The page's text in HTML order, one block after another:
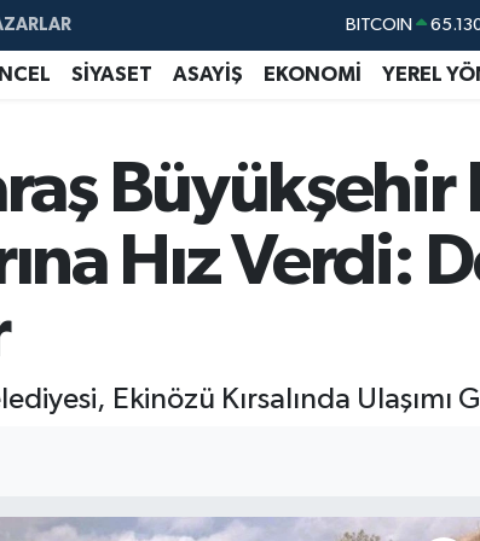
BITCOIN
DOLAR
GRAM ALTIN
BİST100
SİYASET ASAYİŞ EKONOMİ YEREL
Hız Verdi:
Ekinözü Kırsalında Ulaşımı